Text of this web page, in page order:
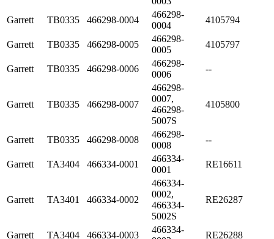
Garrett TB0335 466298-0004
466298-
0004
4105794
Garrett TB0335 466298-0005
466298-
0005
4105797
Garrett TB0335 466298-0006
466298-
0006
--
Garrett TB0335 466298-0007
466298-
0007,
466298-
5007S
4105800
Garrett TB0335 466298-0008
466298-
0008
--
Garrett TA3404 466334-0001
466334-
0001
RE16611
Garrett TA3401 466334-0002
466334-
0002,
466334-
5002S
RE26287
Garrett TA3404 466334-0003
466334-
RE26288